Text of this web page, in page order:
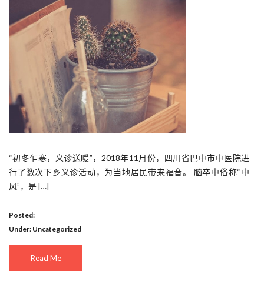
“初冬乍寒，义诊送暖”，2018年11月份，四川省巴中市中医院进
行了数次下乡义诊活动，为当地居民带来福音。 脑卒中俗称“中
风”，是 […]
Posted:
Under: Uncategorized
Read Me